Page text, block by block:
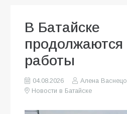
В Батайске
работы
04.08.2026
Алена
Новости в Батайске